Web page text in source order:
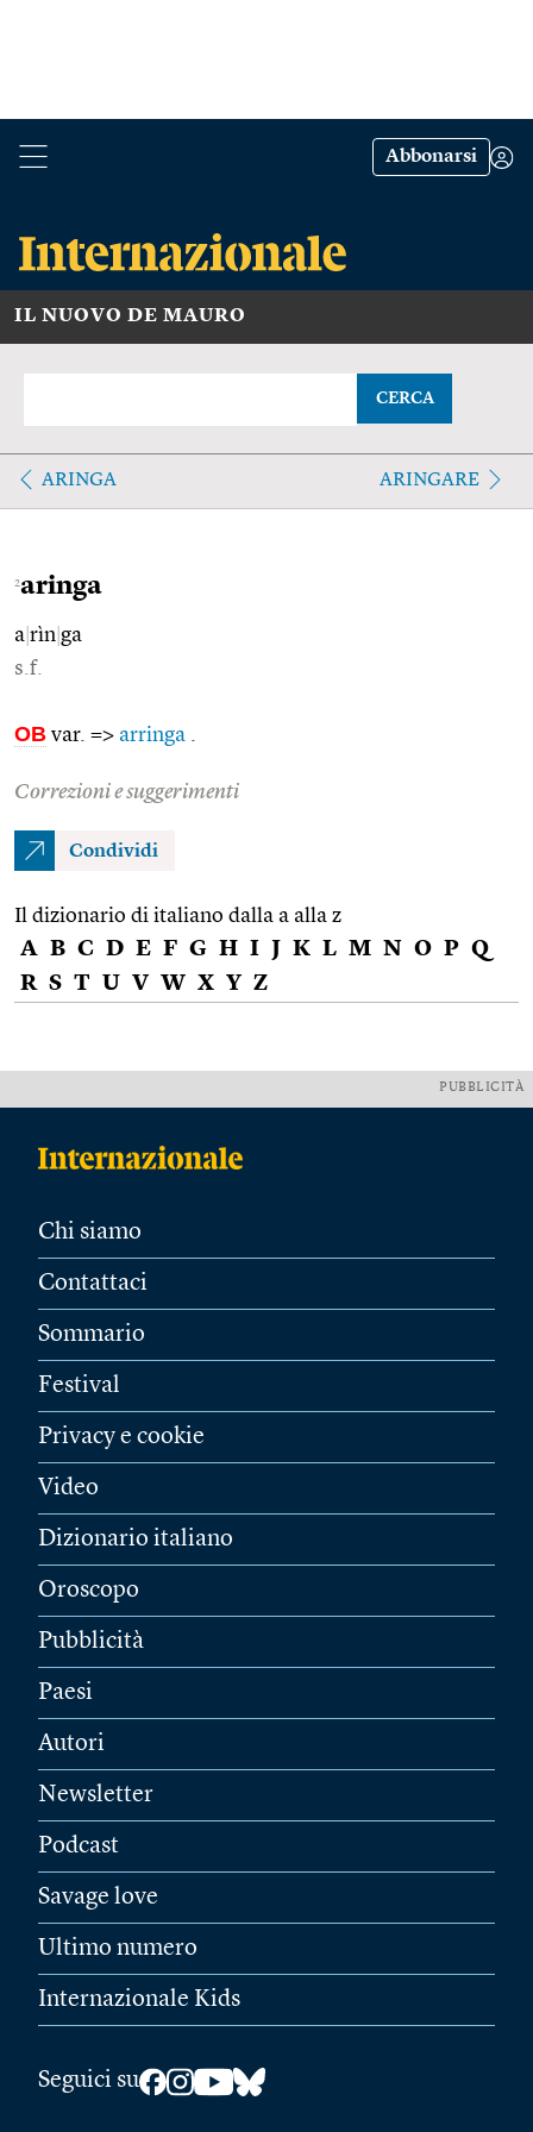
Abbonarsi
IL NUOVO DE MAURO
CERCA
ARINGA ARINGARE
2aringa
a rìn ga
s.f.
OB var. => arringa
Correzioni e suggerimenti
Condividi
Il dizionario di italiano dalla a alla z
A B C D E F G H I J K L M N O P Q
R S T U V W X Y Z
PUBBLICITÀ
Chi siamo
Contattaci
Sommario
Festival
Privacy e cookie
Video
Dizionario italiano
Oroscopo
Pubblicità
Paesi
Autori
Newsletter
Podcast
Savage love
Ultimo numero
Internazionale Kids
Seguici su